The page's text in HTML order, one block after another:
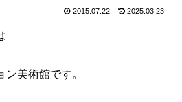
2015.07.22 2025.03.23
美術館です。